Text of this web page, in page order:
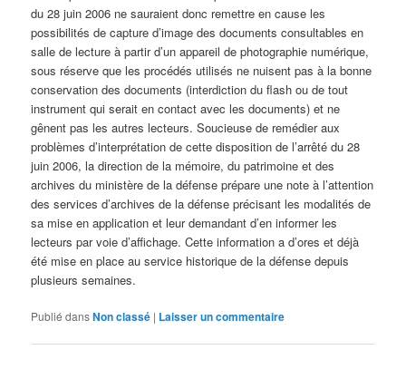
du 28 juin 2006 ne sauraient donc remettre en cause les
possibilités de capture d’image des documents consultables en
salle de lecture à partir d’un appareil de photographie numérique,
sous réserve que les procédés utilisés ne nuisent pas à la bonne
conservation des documents (interdiction du flash ou de tout
instrument qui serait en contact avec les documents) et ne
gênent pas les autres lecteurs. Soucieuse de remédier aux
problèmes d’interprétation de cette disposition de l’arrêté du 28
juin 2006, la direction de la mémoire, du patrimoine et des
archives du ministère de la défense prépare une note à l’attention
des services d’archives de la défense précisant les modalités de
sa mise en application et leur demandant d’en informer les
lecteurs par voie d’affichage. Cette information a d’ores et déjà
été mise en place au service historique de la défense depuis
plusieurs semaines.
Publié dansNon classé | Laisser un commentaire